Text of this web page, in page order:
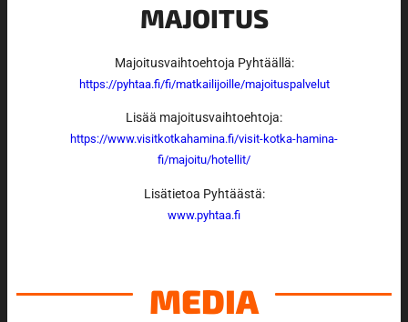
MAJOITUS
Majoitusvaihtoehtoja Pyhtäällä:
https://pyhtaa.fi/fi/matkailijoille/majoituspalvelut
Lisää majoitusvaihtoehtoja:
https://www.visitkotkahamina.fi/visit-kotka-hamina-
fi/majoitu/hotellit/
Lisätietoa Pyhtäästä:
www.pyhtaa.fi
MEDIA